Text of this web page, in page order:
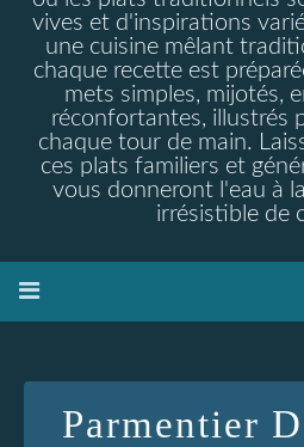
vives et d'inspirations
une cuisine mêlant
chaque recette est
mets simples, mijotés,
réconfortantes, illustrés
chaque tour de main.
ces plats familiers et
vous donneront l'eau à
irrésistible de
Parmentier